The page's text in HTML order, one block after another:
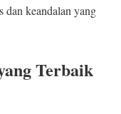
keandalan yang
Terbaik